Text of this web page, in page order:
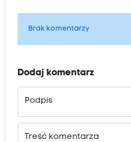
Brak komentarzy
Dodaj komentarz
Podpis
Treść komentarza